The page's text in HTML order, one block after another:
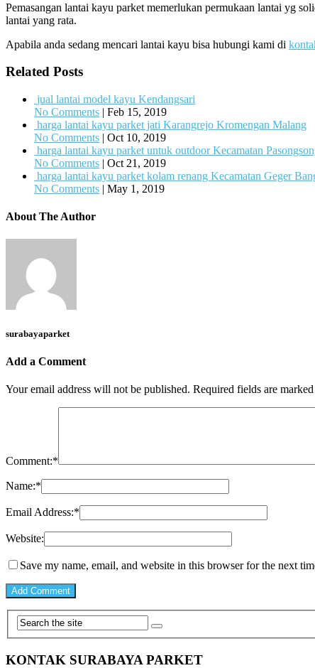
Pemasangan lantai kayu parket memerlukan permukaan lantai yg
lantai yang rata.
Apabila anda sedang mencari lantai kayu bisa hubungi kami di
Related Posts
jual lantai model kayu Kendangsari
No Comments | Feb 15, 2019
harga lantai kayu parket jati Karangrejo Kromengan Malang
No Comments | Oct 10, 2019
harga lantai kayu parket untuk outdoor Kecamatan
No Comments | Oct 21, 2019
harga lantai kayu parket kolam renang Kecamatan Geger
No Comments | May 1, 2019
About The Author
surabayaparket
Add a Comment
Your email address will not be published. Required fields are marked
Comment:*
Name:*
Email Address:*
Website:
Save my name, email, and website in this browser for the next
KONTAK SURABAYA PARKET